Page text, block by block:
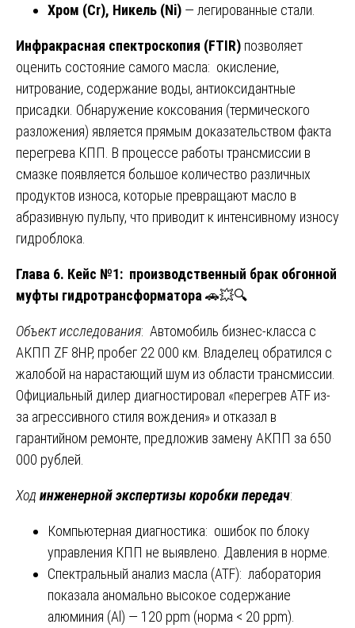
Хром (Cr), Никель (Ni) — легированные стали.
Инфракрасная спектроскопия (FTIR) позволяет
оценить состояние самого масла: окисление,
нитрование, содержание воды, антиоксидантные
присадки. Обнаружение коксования (термического
разложения) является прямым доказательством факта
перегрева КПП. В процессе работы трансмиссии в
смазке появляется большое количество различных
продуктов износа, которые превращают масло в
абразивную пульпу, что приводит к интенсивному износу
гидроблока.
Глава 6. Кейс №1: производственный брак обгонной
муфты гидротрансформатора 🚗💥🔍
Объект исследования: Автомобиль бизнес-класса с
АКПП ZF 8HP, пробег 22 000 км. Владелец обратился с
жалобой на нарастающий шум из области трансмиссии.
Официальный дилер диагностировал «перегрев ATF из-
за агрессивного стиля вождения» и отказал в
гарантийном ремонте, предложив замену АКПП за 650
000 рублей.
Ход инженерной экспертизы коробки передач:
Компьютерная диагностика: ошибок по блоку
управления КПП не выявлено. Давления в норме.
Спектральный анализ масла (ATF): лаборатория
показала аномально высокое содержание
алюминия (Al) — 120 ppm (норма < 20 ppm).